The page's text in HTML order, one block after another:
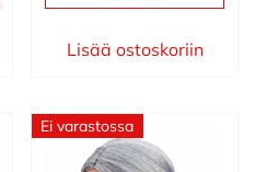
Lisää ostoskoriin
Ei varastossa